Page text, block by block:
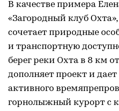
В качестве примера
«Загородный клуб
сочетает природные
и транспортную
берег реки Охта в 8 км
дополняет проект и
активного
горнолыжный курорт с